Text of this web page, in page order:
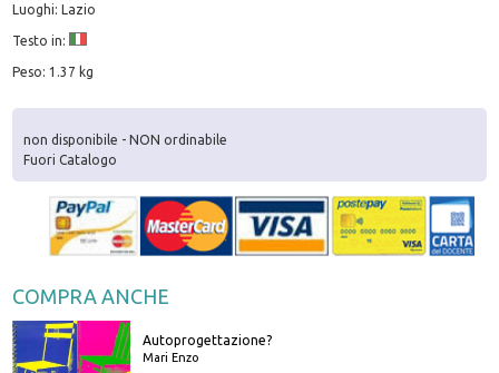
Luoghi: Lazio
Testo in:
Peso: 1.37 kg
non disponibile - NON ordinabile
Fuori Catalogo
COMPRA ANCHE
Autoprogettazione?
Mari Enzo